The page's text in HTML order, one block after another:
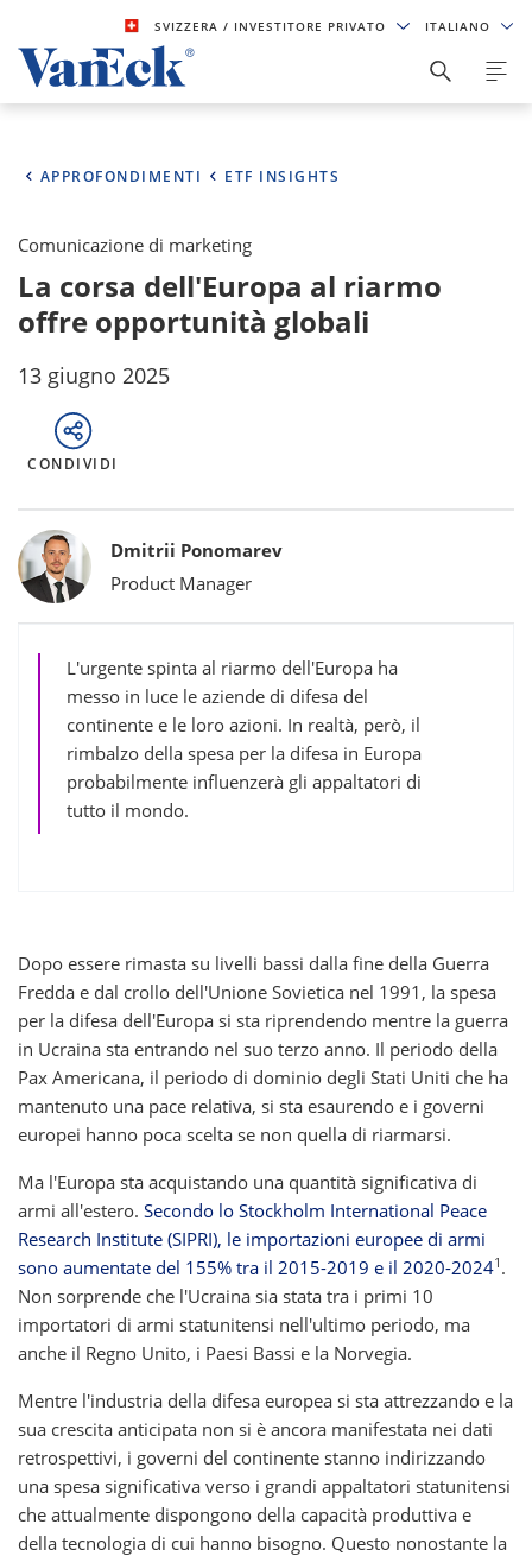
SVIZZERA/ INVESTITORE PRIVATO ITALIANO
APPROFONDIMENTI ETF INSIGHTS
Comunicazione di marketing
La corsa dell'Europa al riarmo
offre opportunità globali
13 giugno 2025
CONDIVIDI
Bylines
Dmitrii Ponomarev
Product Manager
L'urgente spinta al riarmo dell'Europa ha
messo in luce le aziende di difesa del
continente e le loro azioni. In realtà, però, il
rimbalzo della spesa per la difesa in Europa
probabilmente influenzerà gli appaltatori di
tutto il mondo.
Dopo essere rimasta su livelli bassi dalla fine della Guerra
Fredda e dal crollo dell'Unione Sovietica nel 1991, la spesa
per la difesa dell'Europa si sta riprendendo mentre la guerra
in Ucraina sta entrando nel suo terzo anno. Il periodo della
Pax Americana, il periodo di dominio degli Stati Uniti che ha
mantenuto una pace relativa, si sta esaurendo e i governi
europei hanno poca scelta se non quella di riarmarsi.
Ma l'Europa sta acquistando una quantità significativa di
armi all'estero. Secondo lo Stockholm International Peace
Research Institute (SIPRI), le importazioni europee di armi
sono aumentate del 155% tra il 2015-2019 e il 2020-20241 .
Non sorprende che l'Ucraina sia stata tra i primi 10
importatori di armi statunitensi nell'ultimo periodo, ma
anche il Regno Unito, i Paesi Bassi e la Norvegia.
Mentre l'industria della difesa europea si sta attrezzando e la
sua crescita anticipata non si è ancora manifestata nei dati
retrospettivi, i governi del continente stanno indirizzando
una spesa significativa verso i grandi appaltatori statunitensi
che attualmente dispongono della capacità produttiva e
della tecnologia di cui hanno bisogno. Questo nonostante la